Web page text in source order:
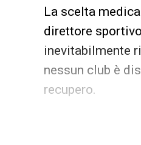
La scelta
direttore sportivo
inevitabilmente
nessun club è
recupero.
Al tempo
alla ricerca